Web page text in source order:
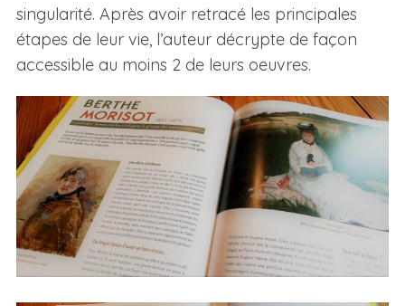
singularité. Après avoir retracé les principales
étapes de leur vie, l’auteur décrypte de façon
accessible au moins 2 de leurs oeuvres.